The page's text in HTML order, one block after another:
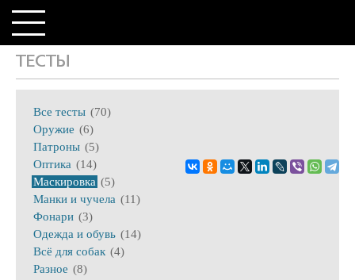
ТЕСТЫ
Все тесты (70)
Оружие (6)
Патроны (5)
Оптика (14)
Маскировка (5)
Манки и чучела (11)
Фонари (3)
Одежда и обувь (14)
Всё для собак (4)
Разное (8)